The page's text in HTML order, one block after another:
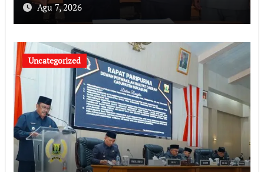
Agu 7, 2026
Uncategorized